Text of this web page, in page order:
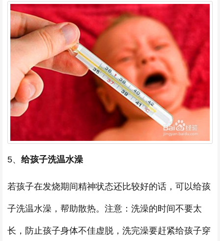
5、 给孩子洗温水澡
若孩子在发烧期间精神状态还比较好的话，可以给孩
子洗温水澡，帮助散热。注意：洗澡的时间不要太
长，防止孩子身体不佳虚脱，洗完澡要赶紧给孩子穿